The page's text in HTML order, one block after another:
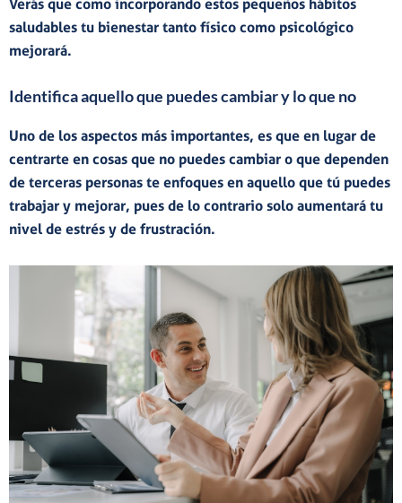
Verás que como incorporando estos pequeños hábitos
saludables tu bienestar tanto físico como psicológico
mejorará.
Identifica aquello que puedes cambiar y lo que no
Uno de los aspectos más importantes, es que en lugar de
centrarte en cosas que no puedes cambiar o que dependen
de terceras personas te enfoques en aquello que tú puedes
trabajar y mejorar, pues de lo contrario solo aumentará tu
nivel de estrés y de frustración.